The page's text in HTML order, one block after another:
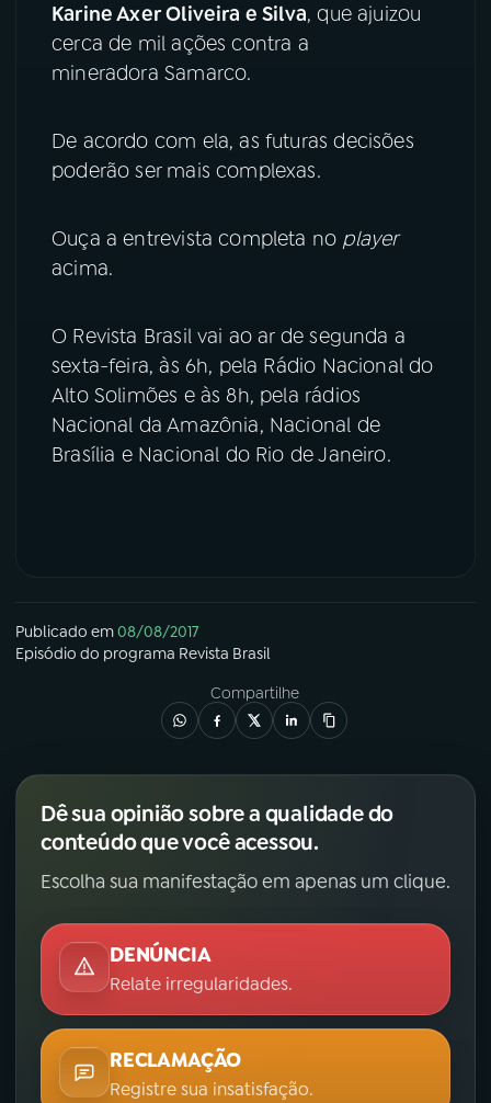
ACOMPANHE A RÁDIO NACIONAL
YouTube
Instagram X
Karine Axer Oliveira e Silva, que ajuizou
cerca de mil ações contra a
mineradora Samarco.
De acordo com ela, as futuras decisões
poderão ser mais complexas.
Ouça a entrevista completa no player
acima.
O Revista Brasil vai ao ar de segunda a
sexta-feira, às 6h, pela Rádio Nacional do
Alto Solimões e às 8h, pela rádios
Nacional da Amazônia, Nacional de
Brasília e Nacional do Rio de Janeiro.
Publicado em08/08/2017
Episódio do programa Revista Brasil
Compartilhe
Dê sua opinião sobre a qualidade do
conteúdo que você acessou.
Escolha sua manifestação em apenas um clique.
DENÚNCIA
Relate irregularidades.
RECLAMAÇÃO
Registre sua insatisfação.